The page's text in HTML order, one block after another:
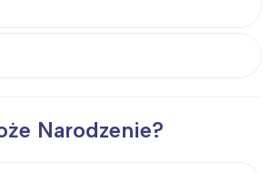
Narodzenie?